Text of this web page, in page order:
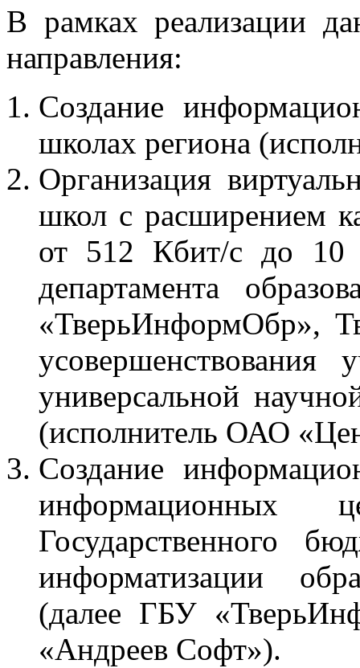
В рамках реализации
направления:
Создание
школах региона
Организация
школ с расширением
от 512 Кбит/с до 10
департамента
«ТверьИнформОбр»,
усовершенствования
универсальной
(исполнитель ОАО
Создание
Государственного
информатизации
(далее ГБУ
«Андреев Софт»).